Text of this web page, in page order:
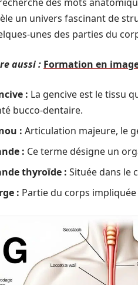
un univers fascinant de
unes des parties du
aussi : Formation en
: La gencive est le tissu
bucco-dentaire.
: Articulation majeure, le
: Ce terme désigne un
thyroïde : Située dans le
: Partie du corps